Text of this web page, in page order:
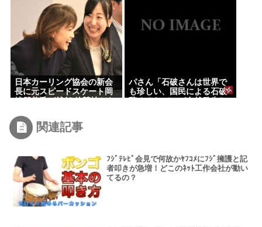
日本カーリング協会の新会
長に元スピードスケート岡
パさん「石破さんは世界で
も珍しい、国民による石破
関連記事
ﾌｼﾞﾃﾚﾋﾞ会見で何故かﾔﾌｺﾒにﾌｼﾞ擁護と記
者叩きが急増！どこのﾈｯﾄ工作会社が動い
てるの？